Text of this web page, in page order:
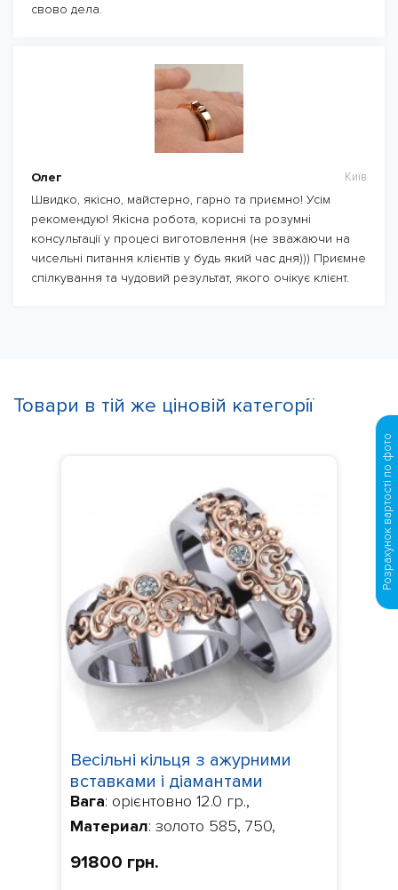
свово дела.
Олег Київ
Швидко, якісно, майстерно, гарно та приємно! Усім
рекомендую! Якісна робота, корисні та розумні
консультації у процесі виготовлення (не зважаючи на
чисельні питання клієнтів у будь який час дня))) Приємне
спілкування та чудовий результат, якого очікує клієнт.
Товари в тій же ціновій категорії
Весільні кільця з ажурними
вставками і діамантами
230204
Вага: орієнтовно 12.0 гр.,
Материал: золото 585, 750,
VVS1/VVS2,
91800 грн.
Розрахунок вартості по фото